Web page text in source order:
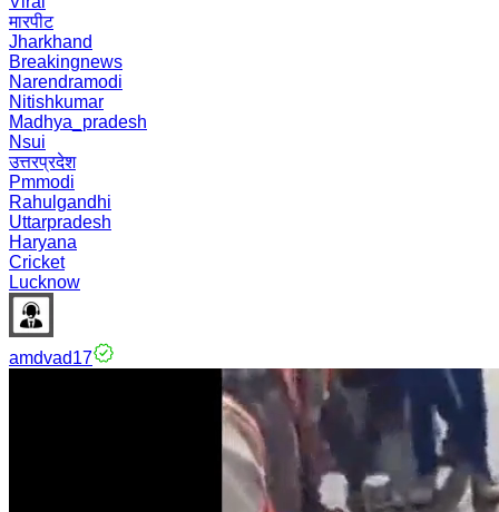
मारपीट
Jharkhand
Breakingnews
Narendramodi
Nitishkumar
Madhya_pradesh
Nsui
उत्तरप्रदेश
Pmmodi
Rahulgandhi
Uttarpradesh
Haryana
Cricket
Lucknow
amdvad17